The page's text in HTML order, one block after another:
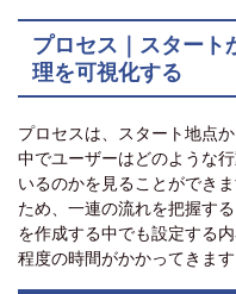
プロセス｜スタート
理を可視化する
プロセスは、スタート地点
中でユーザーはどのような
いるのかを見ることができ
ため、一連の流れを把握す
を作成する中でも設定する
程度の時間がかかってきます